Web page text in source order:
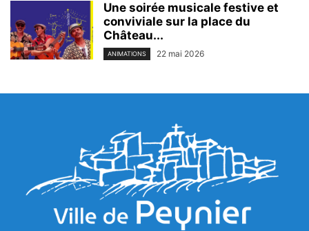
Une soirée musicale festive et
conviviale sur la place du
Château...
ANIMATIONS 22 mai 2026